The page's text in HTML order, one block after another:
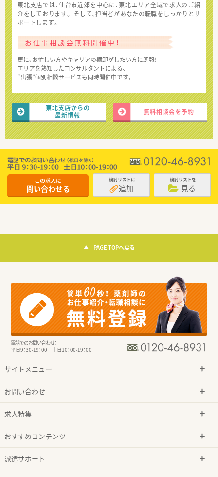
東北支店では、仙台市近郊を中心に、東北エリア全域で求人のご紹
介をしております。 そして、担当者があなたの転職をしっかりとサ
ポートします。
お仕事相談会無料開催中！
更に、お忙しい方やキャリアの棚卸がしたい方に朗報!
エリアを熟知したコンサルタントによる、
“出張”個別相談サービスも同時開催中です。
東北支店からの
最新情報
無料相談会を予約
この求人に
問い合わせる
検討リストに
追加
検討リストを
見る
PAGE TOPへ戻る
電話でのお問い合わせ：
平日9：30-19：00 土日10：00-19：00
サイトメニュー
お問い合わせ
求人特集
おすすめコンテンツ
派遣サポート